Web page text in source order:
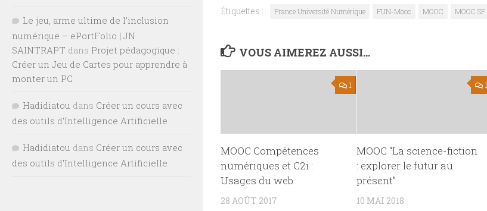
Étiquettes : France Université Numérique FUN-Mooc MOOC MOOC SF
VOUS AIMEREZ AUSSI...
1
MOOC Compétences
numériques et C2i :
Usages du web
28 AOÛT 2017
1
MOOC “La science-fiction
: explorer le futur au
présent”
10 MAI 2018
Le jeu, arme ultime de l’inclusion
numérique – ePortFolio | JN
SAINTRAPT dans Projet pédagogique :
Créer un Jeu de Cartes pour apprendre à
monter un PC
Hadidiatou dans Créer un cours avec
des outils d’Intelligence Artificielle
Hadidiatou dans Créer un cours avec
des outils d’Intelligence Artificielle